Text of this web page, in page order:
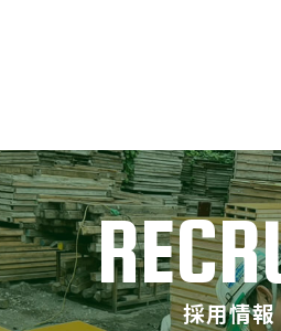
採用情報